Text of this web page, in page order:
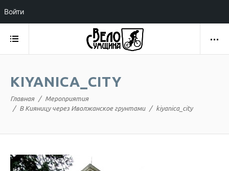
KIYANICA_CITY
Главная
Мероприятия
В Кияницу через Иволжанское грунтами
kiyanica_city
Войти